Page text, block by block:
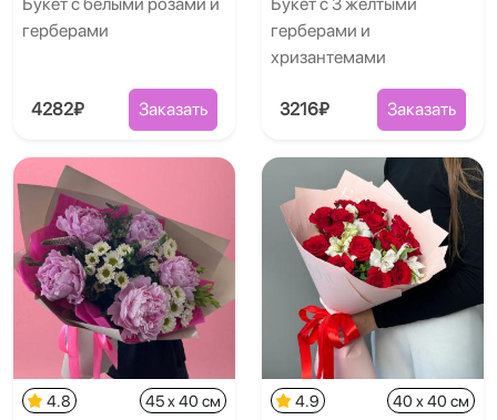
герберами
4282₽ Заказать
герберами и
хризантемами
3216₽ Заказать
4.8 45 x 40 см 4.9 40 x 40 см